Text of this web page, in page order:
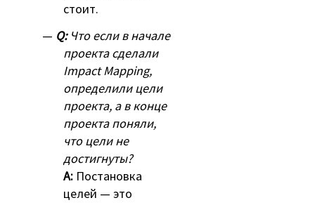
стоит.
Q:Что если в начале
проекта сделали
Impact Mapping,
определили цели
проекта, а в конце
проекта поняли,
что цели не
достигнуты?
A: Постановка
целей — это